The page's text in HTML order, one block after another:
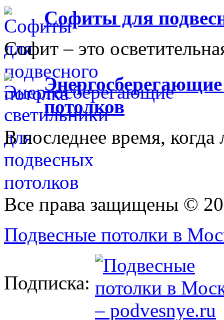
Софиты для
Софит – это
потолков
В последнее время,
Все права защищены ©
Подвесные потолки в
Подписка: